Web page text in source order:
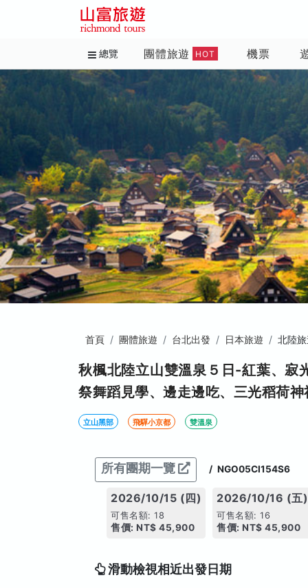
總覽 團體旅遊 HOT 機票
首頁 團體旅遊 台北出發 日本旅遊 北陸
秋楓北陸立山雙溫泉５日-紅葉、寂
祭舞蹈見學、邊走邊吃、三光稻荷神
立山黑部 飛驒小京都 雙溫泉
所有團期一覽 / NGO05CI154S6
2026/10/15 (四)
可售名額: 18
售價: NT$ 45,900
2026/10/16 (五)
可售名額: 16
售價: NT$ 45,900
滑動檢視相近出發日期